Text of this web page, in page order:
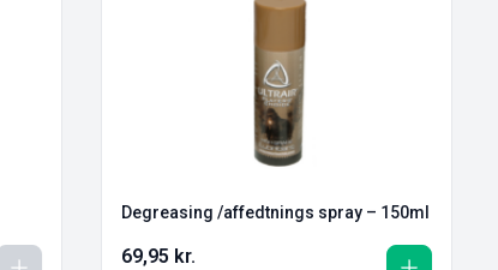
Degreasing /affedtnings spray – 150ml
69,95 kr.